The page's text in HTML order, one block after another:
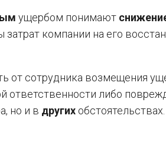
ущербом понимают
компании на его
от сотрудника возмещения
ответственности либо
но и в других